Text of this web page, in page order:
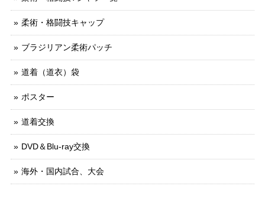
柔術・格闘技キャップ
ブラジリアン柔術パッチ
道着（道衣）袋
ポスター
道着交換
DVD＆Blu-ray交換
海外・国内試合、大会